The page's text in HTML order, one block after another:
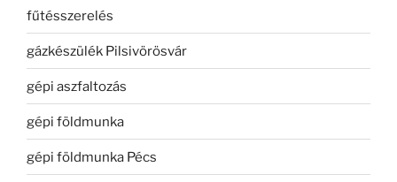
fűtésszerelés
gázkészülék Pilsivörösvár
gépi aszfaltozás
gépi földmunka
gépi földmunka Pécs